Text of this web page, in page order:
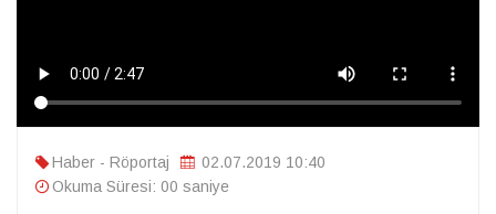
Haber - Röportaj
02.07.2019 10:40
Okuma Süresi: 00 saniye